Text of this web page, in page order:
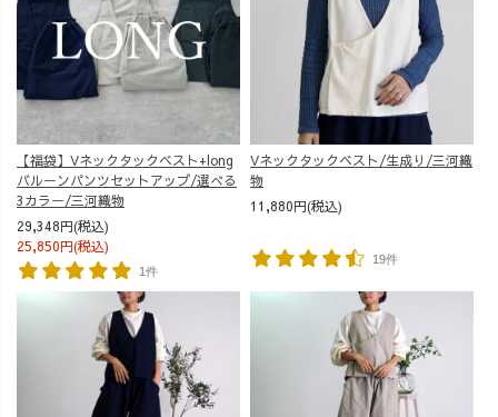
【福袋】Vネックタックベスト+long
バルーンパンツセットアップ/選べる
3カラー/三河織物
29,348円(税込)
25,850円(税込)
1件
Vネックタックベスト/生成り/三河織
物
11,880円(税込)
19件